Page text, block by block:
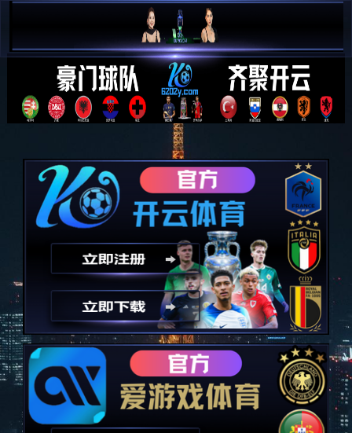
创建文件失败，请检查目录权限！
程序版本：3.1.4-20220421